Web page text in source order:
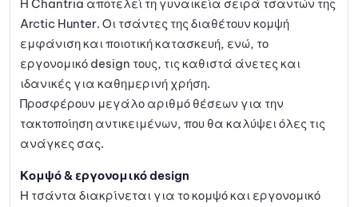
Η Chantria αποτελεί τη γυναικεία σειρά τσαντών της
Arctic Hunter. Οι τσάντες της διαθέτουν κομψή
εμφάνιση και ποιοτική κατασκευή, ενώ, το
εργονομικό design τους, τις καθιστά άνετες και
ιδανικές για καθημερινή χρήση.
Προσφέρουν μεγάλο αριθμό θέσεων για την
τακτοποίηση αντικειμένων, που θα καλύψει όλες τις
ανάγκες σας.
Κομψό & εργονομικό design
Η τσάντα διακρίνεται για το κομψό και εργονομικό